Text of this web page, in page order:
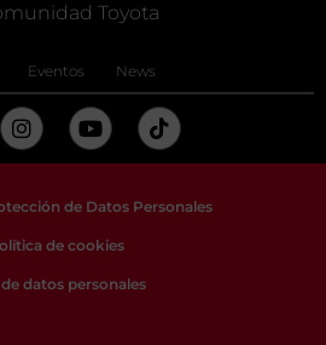
Toyota
Eventos News
de Datos Personales
de cookies
datos personales